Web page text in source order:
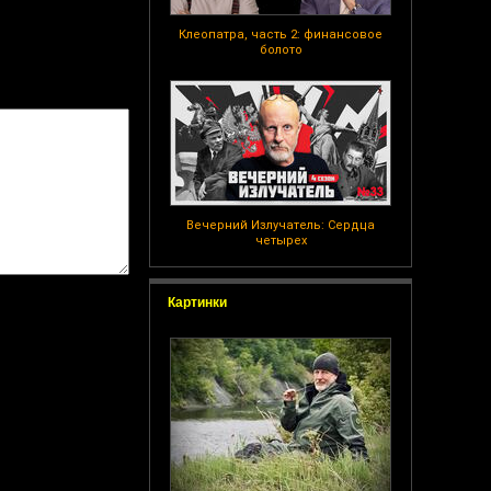
Клеопатра, часть 2: финансовое
болото
Вечерний Излучатель: Сердца
четырех
Картинки